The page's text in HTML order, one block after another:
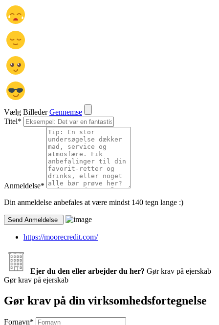
Vælg Billeder Gennemse
Titel*
Anmeldelse*
Din anmeldelse anbefales at være mindst 140 tegn lange :)
https://moorecredit.com/
Ejer du den eller arbejder du her? Gør krav på ejerskab
Gør krav på ejerskab
Gør krav på din virksomhedsfortegnelse
Fornavn*